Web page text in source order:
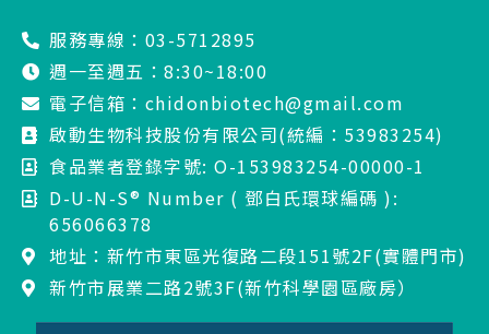
服務專線：03-5712895
週一至週五：8:30~18:00
電子信箱：chidonbiotech@gmail.com
啟動生物科技股份有限公司(統編：53983254)
食品業者登錄字號: O-153983254-00000-1
D-U-N-S® Number ( 鄧白氏環球編碼 ):
656066378
地址：新竹市東區光復路二段151號2F(實體門市)
新竹市展業二路2號3F(新竹科學園區廠房）